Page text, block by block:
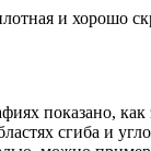
и хорошо
показано,
сгиба и